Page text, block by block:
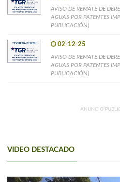
AVISO DE REMATE DE
AGUAS POR PATENTES
PUBLICACIÓN]
02-12-25
AVISO DE REMATE DE
AGUAS POR PATENTES
PUBLICACIÓN]
ANUNCIO
VIDEO DESTACADO